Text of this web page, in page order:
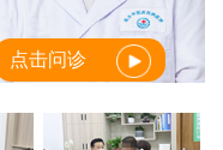
点击问诊